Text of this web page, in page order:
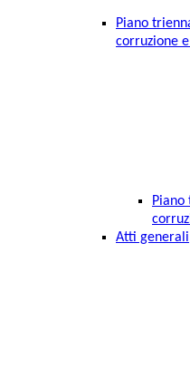
Piano
corruzione
Atti generali